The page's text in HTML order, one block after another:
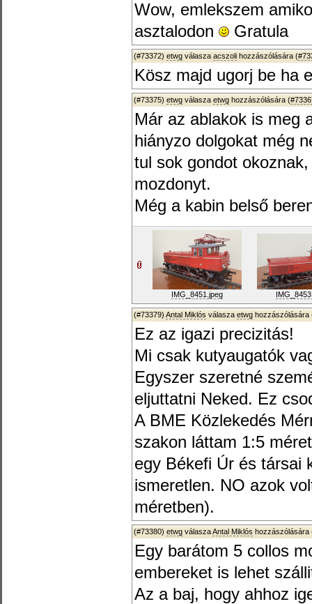
Wow, emlekszem
asztalodon
Gratula
(#73372) etwg válasza acszoli hozzászólására (
Kösz majd ugorj be ha
(#73375) etwg válasza etwg hozzászólására (
Már az ablakok is meg
hiányzo dolgokat még
tul sok gondot
mozdonyt.
Még a kabin belső
IMG_8451.jpeg
(#73379) Antal Miklós válasza etwg hozzászólására
Ez az igazi precizitás!
Mi csak kutyaugatók
Egyszer szeretné
eljuttatni Neked. Ez
A BME Közlekedés
szakon láttam 1:5
egy Békefi Úr és társai
ismeretlen. NO azok
méretben).
(#73380) etwg válaszaAntal Miklós hozzászólására
Egy barátom 5 collos
embereket is lehet
Az a baj, hogy ahhoz